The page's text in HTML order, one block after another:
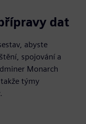
dat
abyste
spojování a
Monarch
týmy